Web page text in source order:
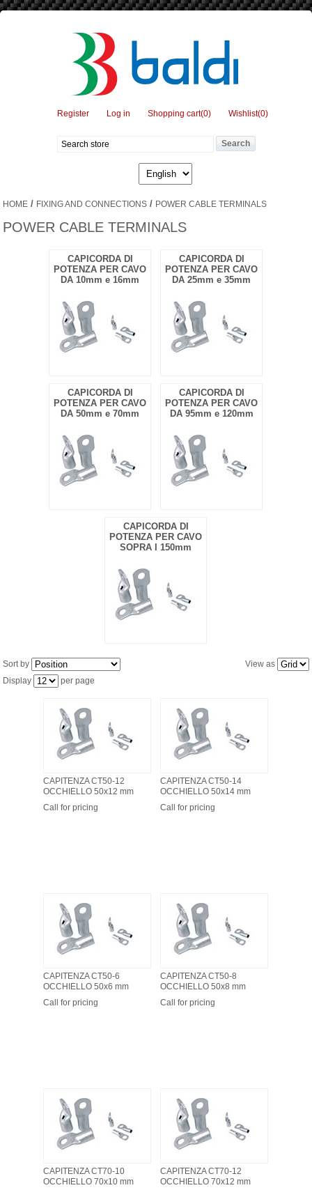
Register Log in Shopping cart(0) Wishlist(0)
HOME / FIXING AND CONNECTIONS / POWER CABLE TERMINALS
POWER CABLE TERMINALS
CAPICORDA DI
POTENZA PER CAVO
DA 10mm e 16mm
CAPICORDA DI
POTENZA PER CAVO
DA 25mm e 35mm
CAPICORDA DI
POTENZA PER CAVO
DA 50mm e 70mm
CAPICORDA DI
POTENZA PER CAVO
DA 95mm e 120mm
CAPICORDA DI
POTENZA PER CAVO
SOPRA I 150mm
View as
Sort by
Display
per page
CAPITENZA CT50-12
OCCHIELLO 50x12 mm
Call for pricing
CAPITENZA CT50-14
OCCHIELLO 50x14 mm
Call for pricing
CAPITENZA CT50-6
OCCHIELLO 50x6 mm
Call for pricing
CAPITENZA CT50-8
OCCHIELLO 50x8 mm
Call for pricing
CAPITENZA CT70-10
OCCHIELLO 70x10 mm
CAPITENZA CT70-12
OCCHIELLO 70x12 mm